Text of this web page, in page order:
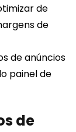
de
de
de anúncios
painel de
de